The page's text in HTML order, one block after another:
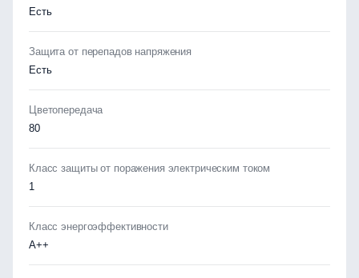
Есть
Защита от перепадов напряжения
Есть
Цветопередача
80
Класс защиты от поражения электрическим током
1
Класс энергоэффективности
А++